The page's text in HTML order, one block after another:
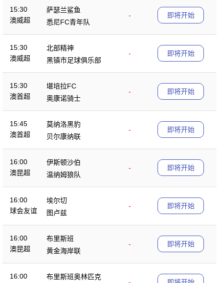
15:30
澳威超
萨瑟兰鲨鱼
-
悉尼FC青年队
即将开始
15:30
澳威超
北部精神
-
黑镇市足球俱乐部
即将开始
15:30
澳首超
堪培拉FC
-
奥康诺骑士
即将开始
15:45
澳首超
莫纳洛黑豹
-
贝尔康纳联
即将开始
16:00
澳昆超
伊斯顿沙伯
-
温纳姆狼队
即将开始
16:00
球会友谊
埃尔切
-
图卢兹
即将开始
16:00
澳昆超
布里斯班
-
黄金海岸联
即将开始
16:00
布里斯班奥林匹克